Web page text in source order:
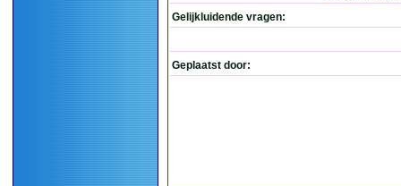
Gelijkluidende vragen:
Geplaatst door: